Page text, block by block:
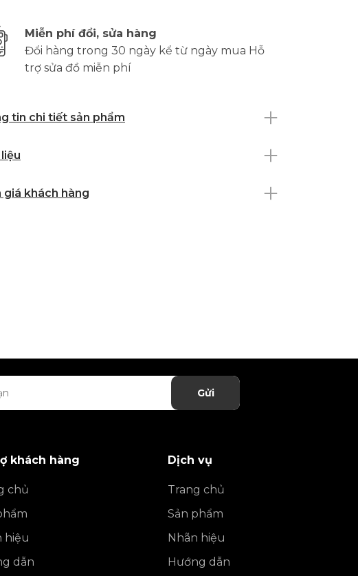
Miễn phí đổi, sửa hàng
Đổi hàng trong 30 ngày kể từ ngày mua Hỗ
trợ sửa đồ miễn phí
tin chi tiết sản phẩm
giá khách hàng
Gửi
khách hàng
chủ
hiệu
dẫn
Dịch vụ
Trang chủ
Sản phẩm
Nhãn hiệu
Hướng dẫn